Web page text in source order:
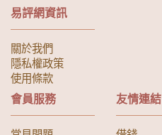
易評網資訊
關於我們
隱私權政策
使用條款
會員服務 友情連結